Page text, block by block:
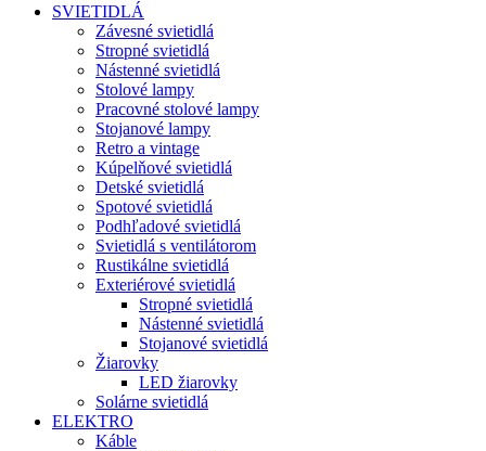
SVIETIDLÁ
Závesné svietidlá
Stropné svietidlá
Nástenné svietidlá
Stolové lampy
Pracovné stolové lampy
Stojanové lampy
Retro a vintage
Kúpelňové svietidlá
Detské svietidlá
Spotové svietidlá
Podhľadové svietidlá
Svietidlá s ventilátorom
Rustikálne svietidlá
Exteriérové svietidlá
Stropné svietidlá
Nástenné svietidlá
Stojanové svietidlá
Žiarovky
LED žiarovky
Solárne svietidlá
ELEKTRO
Káble